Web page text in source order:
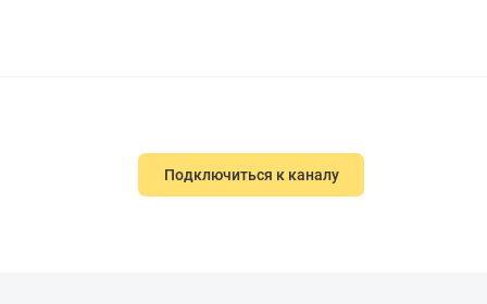
Подключиться к каналу